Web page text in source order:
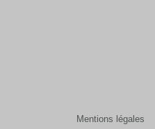
Mentions légales